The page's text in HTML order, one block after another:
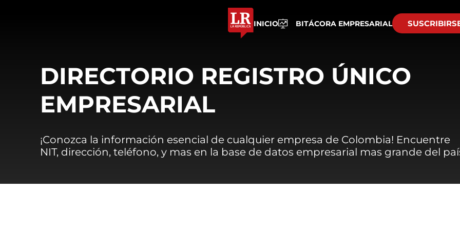
INICIO BITÁCORA EMPRESARIAL
DIRECTORIO REGISTRO ÚNICO
EMPRESARIAL
¡Conozca la información esencial de cualquier empresa de Colombia! Encuentre
NIT, dirección, teléfono, y mas en la base de datos empresarial mas grande del